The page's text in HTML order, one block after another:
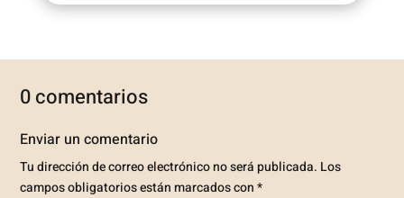
0 comentarios
Enviar un comentario
Tu dirección de correo electrónico no será publicada. Los
campos obligatorios están marcados con*